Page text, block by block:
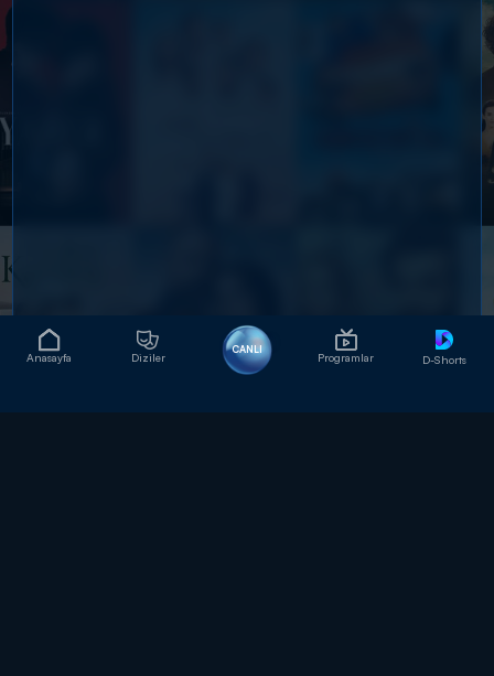
Anasayfa Diziler
CANLI
Programlar D-Shorts